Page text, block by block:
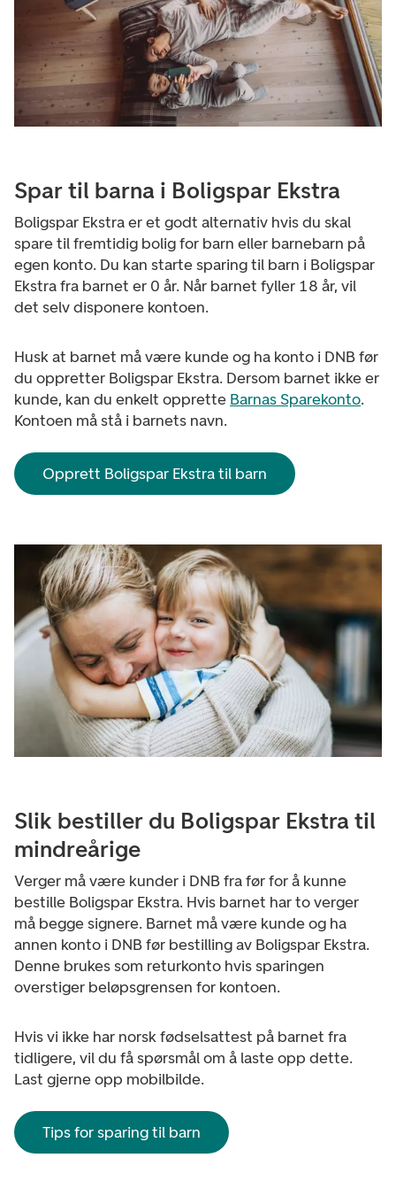
Spar til barna i Boligspar Ekstra
Boligspar Ekstra er et godt alternativ hvis du skal
spare til fremtidig bolig for barn eller barnebarn på
egen konto. Du kan starte sparing til barn i Boligspar
Ekstra fra barnet er 0 år. Når barnet fyller 18 år, vil
det selv disponere kontoen.
Husk at barnet må være kunde og ha konto i DNB før
du oppretter Boligspar Ekstra. Dersom barnet ikke er
kunde, kan du enkelt opprette Barnas Sparekonto.
Kontoen må stå i barnets navn.
Opprett Boligspar Ekstra til barn
Slik bestiller du Boligspar Ekstra til
mindreårige
Verger må være kunder i DNB fra før for å kunne
bestille Boligspar Ekstra. Hvis barnet har to verger
må begge signere. Barnet må være kunde og ha
annen konto i DNB før bestilling av Boligspar Ekstra.
Denne brukes som returkonto hvis sparingen
overstiger beløpsgrensen for kontoen.
Hvis vi ikke har norsk fødselsattest på barnet fra
tidligere, vil du få spørsmål om å laste opp dette.
Last gjerne opp mobilbilde.
Tips for sparing til barn